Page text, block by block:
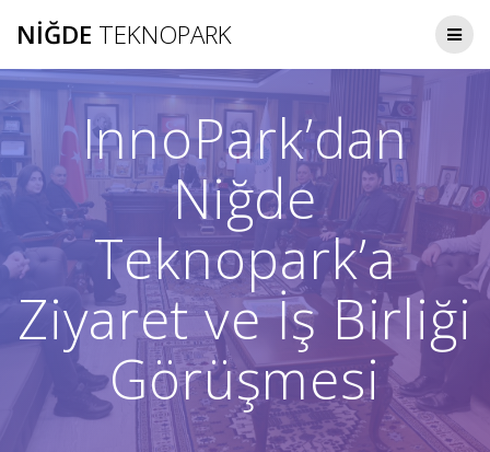
NIĞDE TEKNOPARK
InnoPark’dan
Niğde
Teknopark’a
Ziyaret ve İş Birliği
Görüşmesi